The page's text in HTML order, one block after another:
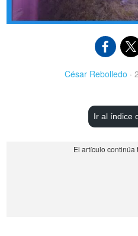
César Rebolledo ·
Ir al índice